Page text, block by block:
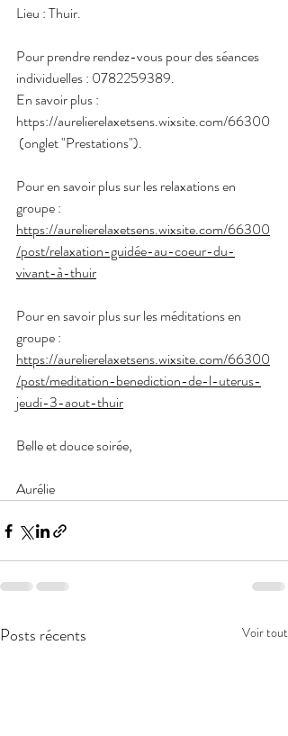
Lieu : Thuir.
Pour prendre rendez-vous pour des séances
individuelles : 0782259389.
En savoir plus :
https://aurelierelaxetsens.wixsite.com/66300
(onglet "Prestations").
Pour en savoir plus sur les relaxations en
groupe :
https://aurelierelaxetsens.wixsite.com/66300
/post/relaxation-guidée-au-coeur-du-
vivant-à-thuir
Pour en savoir plus sur les méditations en
groupe :
https://aurelierelaxetsens.wixsite.com/66300
/post/meditation-benediction-de-l-uterus-
jeudi-3-aout-thuir
Belle et douce soirée,
Aurélie
Posts récents Voir tout